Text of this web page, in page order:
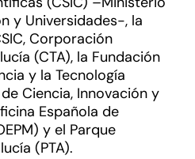
y Universidades-, la
Corporación
(CTA), la Fundación
y la Tecnología
Ciencia, Innovación y
Española de
y el Parque
(PTA).